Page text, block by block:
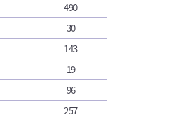
490
30
143
19
96
257